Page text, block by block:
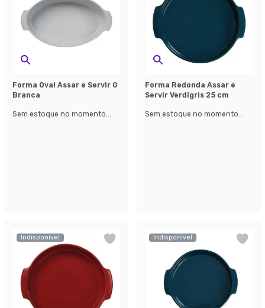
Forma Oval Assar e Servir G
Branca
Sem estoque no momento...
Forma Redonda Assar e
Servir Verdigris 25 cm
Sem estoque no momento...
Indisponível Indisponível